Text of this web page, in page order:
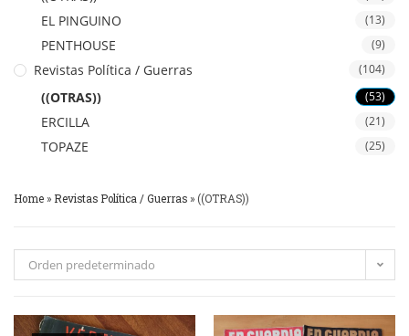
EL PINGUINO (13)
PENTHOUSE (9)
Revistas Política / Guerras (104)
((OTRAS)) (53)
ERCILLA (21)
TOPAZE (25)
Home » Revistas Política / Guerras » ((OTRAS))
Orden predeterminado